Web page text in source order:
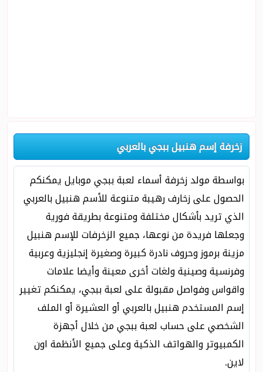
زخرفة إسم هنبيل ببجي بالعربي
بواسطة مولد زخرفة أسماء لعبة ببجي موبايل يمكنكم
الحصول على زخارف رهيبة متنوعة للأسم هنبيل بالعربي
الذي تريد بأشكال مختلفة ومتنوعة بطريقة فورية
وجعلها فريدة من نوعها، جميع الزخرفات للإسم هنبيل
مزينة برموز وحروف نادرة كبيرة وصغيرة إنجليزية وعربية
وفرنسية وصينية ولغات أخرى معينة وأيضا علامات
واقواس وفواصل مقبولة على لعبة ببجي، يمكنكم تغيير
إسم المستخدم هنبيل بالعربي أو العشيرة أو الملف
الشخصي على حساب لعبة ببجي من خلال أجهزة
الكمبيوتر والهواتف الذكية وعلى جميع الأنظمة اون
لاين.